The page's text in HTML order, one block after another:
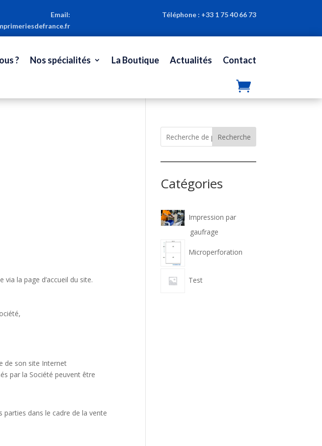
Email:
Téléphone : +33 1 75 40 66 73
? Nos spécialités La Boutique Actualités Contact
la page d’accueil du site.
de son site Internet
par la Société peuvent être
dans le cadre de la vente
Recherche
Catégories
Impression par
gaufrage
Microperforation
Test